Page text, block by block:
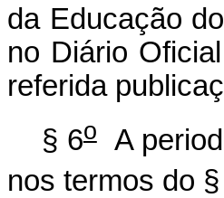
da Educação
no Diário
referida
§ 6oA
nos termos do